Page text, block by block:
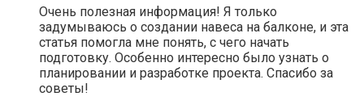
Очень полезная информация! Я только
задумываюсь о создании навеса на балконе, и эта
статья помогла мне понять, с чего начать
подготовку. Особенно интересно было узнать о
планировании и разработке проекта. Спасибо за
советы!